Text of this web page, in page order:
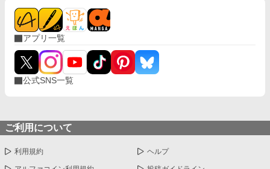
アプリ一覧
公式SNS一覧
ご利用について
利用規約 ヘルプ